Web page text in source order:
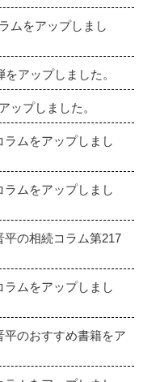
ムをアップしまし
アップしました。
プしました。
ムをアップしまし
ムをアップしまし
の相続コラム第217
ムをアップしまし
のおすすめ書籍をア